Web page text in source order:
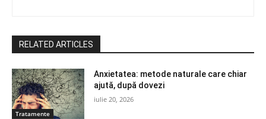
RELATED ARTICLES
Tratamente
Anxietatea: metode naturale care chiar
ajută, după dovezi
iulie 20, 2026